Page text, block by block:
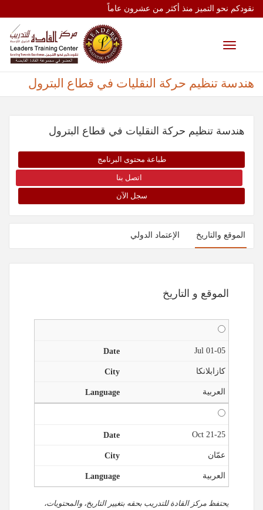
نقودكم نحو التميز منذ أكثر من عشرون عاماً
Toggle
هندسة تنظيم حركة النقليات في قطاع البترول
هندسة تنظيم حركة النقليات في قطاع البترول
طباعة محتوى البرنامج
اتصل بنا
سجل الآن
الموقع والتاريخ الإعتماد الدولي
الموقع و التاريخ
01-05 Jul
كازابلانكا
العربية
21-25 Oct
عمّان
العربية
يحتفظ مركز القادة للتدريب بحقه بتغيير التاريخ، والمحتويات،